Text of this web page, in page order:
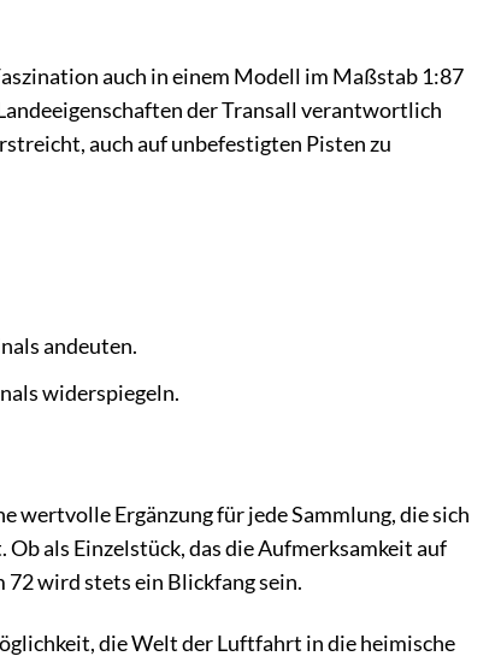
auch in einem Modell im Maßstab 1:87
der Transall verantwortlich
auch auf unbefestigten Pisten zu
andeuten.
widerspiegeln.
wertvolle Ergänzung für jede Sammlung, die sich
als Einzelstück, das die Aufmerksamkeit auf
72 wird stets ein Blickfang sein.
die Welt der Luftfahrt in die heimische